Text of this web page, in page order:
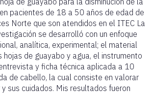
pacientes de 18 a 50 años de edad de
Norte que son atendidos en el ITEC La
se desarrolló con un enfoque
analítica, experimental; el material
hojas de guayabo y agua, el instrumento
y ficha técnica aplicada a 10
de cabello, la cual consiste en valorar
sus cuidados. Mis resultados fueron